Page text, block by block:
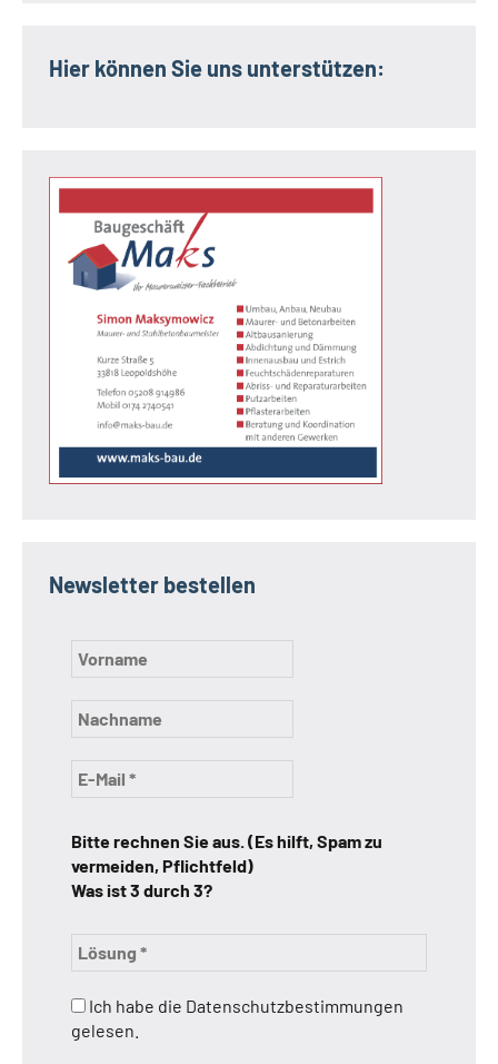
Hier können Sie uns unterstützen:
Newsletter bestellen
Bitte rechnen Sie aus. (Es hilft, Spam zu
vermeiden, Pflichtfeld)
Was ist 3 durch 3?
Ich habe die Datenschutzbestimmungen
gelesen.